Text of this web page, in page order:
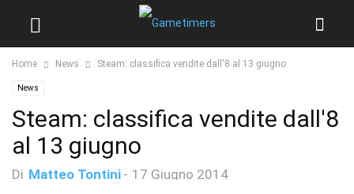
Home News Steam: classifica vendite dall'8 al 13 giugno
News
Steam: classifica vendite dall'8
al 13 giugno
Di Matteo Tontini - 17 Giugno 2014